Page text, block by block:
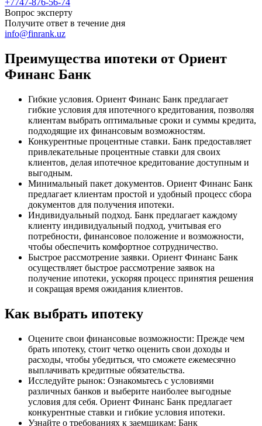
+7747-876-56-74
Вопрос эксперту
Получите ответ в течение дня
info@finrank.uz
Преимущества ипотеки от Ориент
Финанс Банк
Гибкие условия. Ориент Финанс Банк предлагает
гибкие условия для ипотечного кредитования, позволяя
клиентам выбрать оптимальные сроки и суммы кредита,
подходящие их финансовым возможностям.
Конкурентные процентные ставки. Банк предоставляет
привлекательные процентные ставки для своих
клиентов, делая ипотечное кредитование доступным и
выгодным.
Минимальный пакет документов. Ориент Финанс Банк
предлагает клиентам простой и удобный процесс сбора
документов для получения ипотеки.
Индивидуальный подход. Банк предлагает каждому
клиенту индивидуальный подход, учитывая его
потребности, финансовое положение и возможности,
чтобы обеспечить комфортное сотрудничество.
Быстрое рассмотрение заявки. Ориент Финанс Банк
осуществляет быстрое рассмотрение заявок на
получение ипотеки, ускоряя процесс принятия решения
и сокращая время ожидания клиентов.
Как выбрать ипотеку
Оцените свои финансовые возможности: Прежде чем
брать ипотеку, стоит четко оценить свои доходы и
расходы, чтобы убедиться, что сможете ежемесячно
выплачивать кредитные обязательства.
Исследуйте рынок: Ознакомьтесь с условиями
различных банков и выберите наиболее выгодные
условия для себя. Ориент Финанс Банк предлагает
конкурентные ставки и гибкие условия ипотеки.
Узнайте о требованиях к заемщикам: Банк